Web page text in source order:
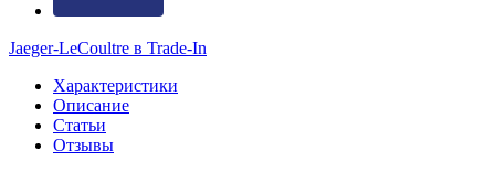
Jaeger-LeCoultre в Trade-In
Характеристики
Описание
Статьи
Отзывы